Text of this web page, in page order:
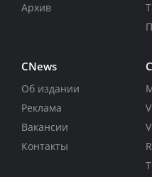
Архив
CNews
Об издании
Реклама
Вакансии
Контакты